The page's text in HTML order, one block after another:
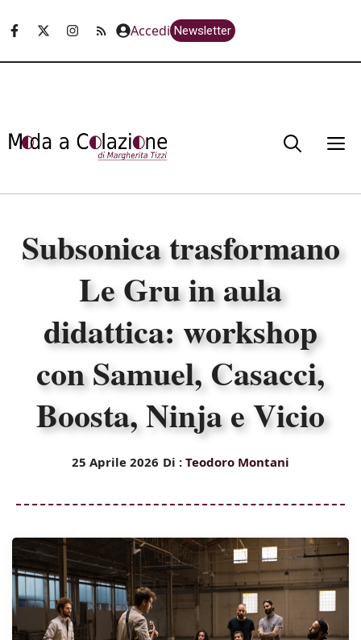
Accedi Newsletter
Subsonica trasformano
Le Gru in aula
didattica: workshop
con Samuel, Casacci,
Boosta, Ninja e Vicio
25 Aprile 2026 Di : Teodoro Montani